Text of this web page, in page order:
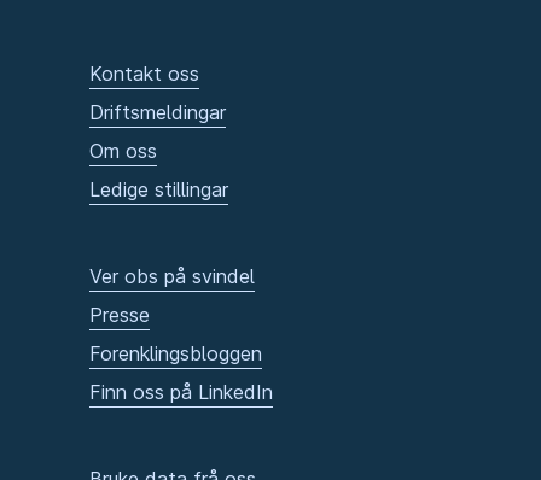
Kontakt oss
Driftsmeldingar
Om oss
Ledige stillingar
Ver obs på svindel
Presse
Forenklingsbloggen
Finn oss på LinkedIn